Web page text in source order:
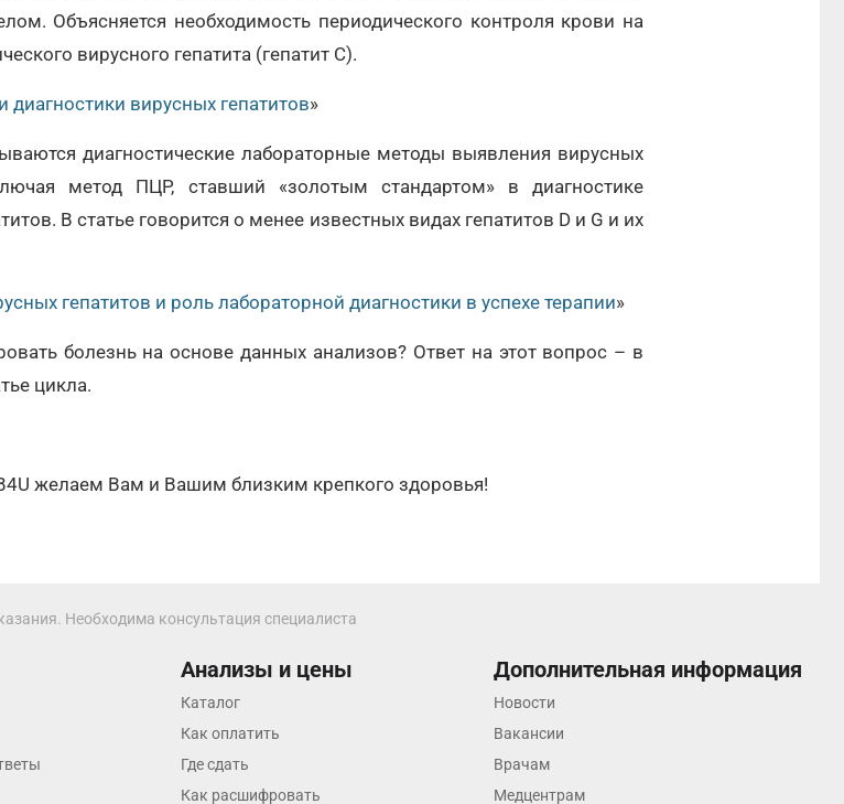
Объясняется необходимость периодического контроля крови на
вирусного гепатита (гепатит С).
диагностики вирусных гепатитов»
диагностические лабораторные методы выявления вирусных
метод ПЦР, ставший «золотым стандартом» в диагностике
В статье говорится о менее известных видах гепатитов D и G и их
гепатитов и роль лабораторной диагностики в успехе терапии»
болезнь на основе данных анализов? Ответ на этот вопрос – в
цикла.
желаем Вам и Вашим близким крепкого здоровья!
Необходима консультация специалиста
Анализы и цены
Каталог
Как оплатить
Где сдать
Как расшифровать
Дополнительная информация
Новости
Вакансии
Врачам
Медцентрам